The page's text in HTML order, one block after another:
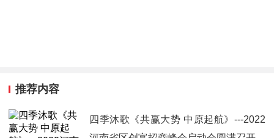
推荐内容
四季沐歌《共赢大势 中原起航》---2022